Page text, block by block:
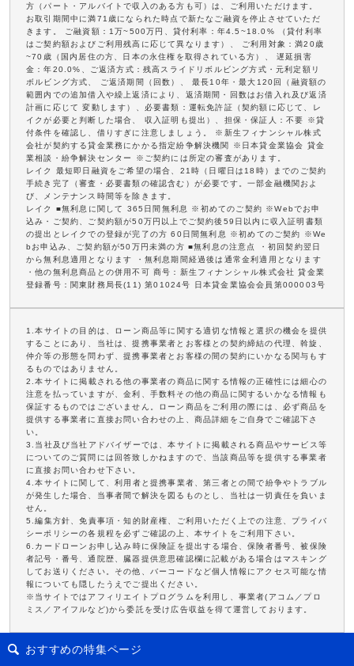
方（パート・アルバイトで収入のある方も可）は、ご利用いただけます。
お取引期間中に満71歳になられた時点で新たなご融資を停止させていただ
きます。 ご融資額：1万~500万円、貸付利率：年4.5~18.0% （貸付利率
はご契約額およびご利用残高に応じて異なります）、 ご利用対象：満20歳
~70歳（国内居住の方、日本の永住権を取得されている方）、 遅延損害
金：年20.0%、ご返済方式：残高スライドリボルビング方式・元利定額リ
ボルビング方式、 ご返済期間（回数）、 最長10年・最大120回（融資額の
範囲内での追加借入や繰上返済により、返済期間・回数はお借入れ及び返済
計画に応じて 変動します）、必要書類：運転免許証（契約額に応じて、レ
イクが必要と判断した場合、 収入証明も提出）、担保・保証人：不要 ※貸
付条件を確認し、借りすぎに注意しましょう。 ※新生フィナンシャル株式
会社が契約する貸金業務にかかる指定紛争解決機関 ※日本貸金業協会 貸金
業相談・紛争解決センター ※ご契約には所定の審査があります。
レイク 最短即日融資をご希望の場合、21時（日曜日は18時）までのご契約
手続き完了（審査・必要書類の確認含む）が必要です。一部金融機関およ
び、メンテナンス時間等を除きます。
レイク ■無利息に関して 365日間無利息 ※初めてのご契約 ※Webでお申
込み・ご契約、ご契約額が50万円以上でご契約後59日以内に収入証明書類
の提出とレイクでの登録が完了の方 60日間無利息 ※初めてのご契約 ※We
bお申込み、ご契約額が50万円未満の方 ■無利息の注意点 ・初回契約翌日
から無利息適用となります ・無利息期間経過後は通常金利適用となります
・他の無利息商品との併用不可 商号：新生フィナンシャル株式会社 貸金業
登録番号：関東財務局長(11) 第01024号 日本貸金業協会会員第000003号
1.本サイトの目的は、ローン商品等に関する適切な情報と選択の機会を提供
することにあり、当社は、提携事業者とお客様との契約締結の代理、斡旋、
仲介等の形態を問わず、提携事業者とお客様の間の契約にいかなる関与もす
るものではありません。
2.本サイトに掲載される他の事業者の商品に関する情報の正確性には細心の
注意を払っていますが、金利、手数料その他の商品に関するいかなる情報も
保証するものではございません。ローン商品をご利用の際には、必ず商品を
提供する事業者に直接お問い合わせの上、商品詳細をご自身でご確認下さ
い。
3.当社及び当社アドバイザーでは、本サイトに掲載される商品やサービス等
についてのご質問には回答致しかねますので、当該商品等を提供する事業者
に直接お問い合わせ下さい。
4.本サイトに関して、利用者と提携事業者、第三者との間で紛争やトラブル
が発生した場合、当事者間で解決を図るものとし、当社は一切責任を負いま
せん。
5.編集方針、免責事項・知的財産権、ご利用いただく上での注意、プライバ
シーポリシーの各規程を必ずご確認の上、本サイトをご利用下さい。
6.カードローンお申し込み時に保険証を提出する場合、保険者番号、被保険
者記号・番号、通院歴、臓器提供意思確認欄に記載がある場合はマスキング
してお送りください。その他、バーコードなど個人情報にアクセス可能な情
報についても隠したうえでご提出ください。
※当サイトではアフィリエイトプログラムを利用し、事業者(アコム／プロ
ミス／アイフルなど)から委託を受け広告収益を得て運営しております。
おすすめの特集ページ